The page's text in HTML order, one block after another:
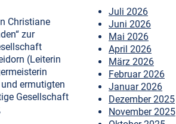
Christiane
zur
(Leiterin
ermutigten
Gesellschaft
Juli 2026
Juni 2026
Mai 2026
April 2026
März 2026
Februar 2026
Januar 2026
Dezember 2025
November 2025